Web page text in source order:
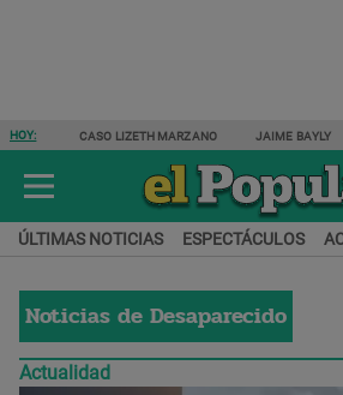
HOY: CASO LIZETH MARZANO JAIME BAYLY
ÚLTIMAS NOTICIAS ESPECTÁCULOS
Noticias de Desaparecido
Actualidad